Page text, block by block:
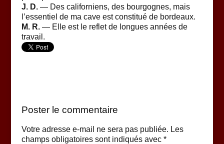
J. D.— Des californiens, des bourgognes, mais
l’essentiel de ma cave est constitué de bordeaux.
M. R.— Elle est le reflet de longues années de
travail.
Poster le commentaire
Votre adresse e-mail ne sera pas publiée. Les
champs obligatoires sont indiqués avec *